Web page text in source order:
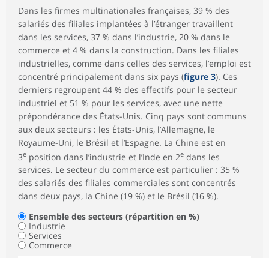
Dans les firmes multinationales françaises, 39 % des
salariés des filiales implantées à l’étranger travaillent
dans les services, 37 % dans l’industrie, 20 % dans le
commerce et 4 % dans la construction. Dans les filiales
industrielles, comme dans celles des services, l’emploi est
concentré principalement dans six pays (figure 3). Ces
derniers regroupent 44 % des effectifs pour le secteur
industriel et 51 % pour les services, avec une nette
prépondérance des États-Unis. Cinq pays sont communs
aux deux secteurs : les États-Unis, l’Allemagne, le
Royaume-Uni, le Brésil et l’Espagne. La Chine est en
3e position dans l’industrie et l’Inde en 2e dans les
services. Le secteur du commerce est particulier : 35 %
des salariés des filiales commerciales sont concentrés
dans deux pays, la Chine (19 %) et le Brésil (16 %).
Ensemble des secteurs (répartition en %)
Industrie
Services
Commerce